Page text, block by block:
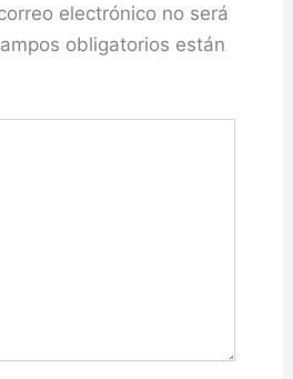
electrónico no será
obligatorios están